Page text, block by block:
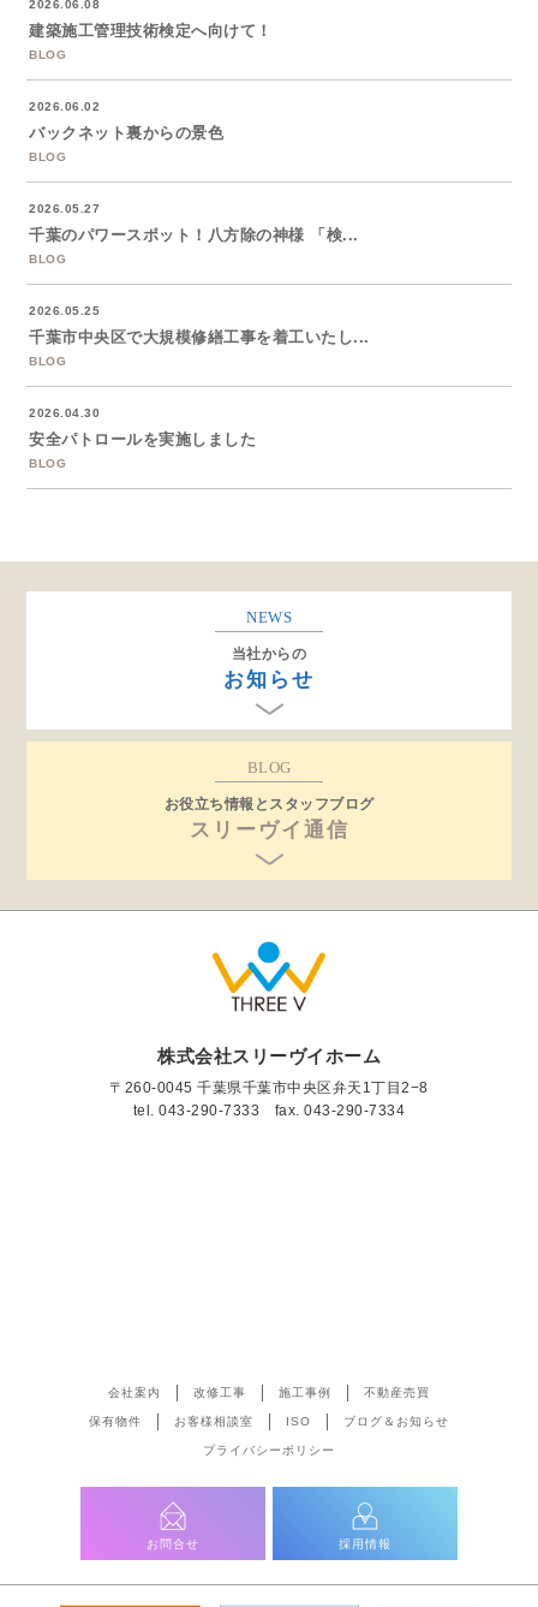
2026.06.08
建築施工管理技術検定へ向けて！
BLOG
2026.06.02
バックネット裏からの景色
BLOG
2026.05.27
千葉のパワースポット！八方除の神様 「検...
BLOG
2026.05.25
千葉市中央区で大規模修繕工事を着工いたし...
BLOG
2026.04.30
安全パトロールを実施しました
BLOG
NEWS
当社からの
お知らせ
BLOG
お役立ち情報とスタッフブログ
スリーヴイ通信
株式会社スリーヴイホーム
〒260-0045 千葉県千葉市中央区弁天1丁目2−8
tel.043-290-7333 fax. 043-290-7334
会社案内 改修工事 施工事例 不動産売買
保有物件 お客様相談室 ISO ブログ＆お知らせ
プライバシーポリシー
お問合せ 採用情報